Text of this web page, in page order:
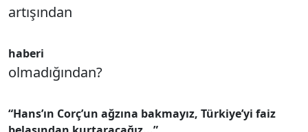
artışından
haberi
olmadığından?
“Hans’ın Corç’un ağzına bakmayız, Türkiye’yi faiz